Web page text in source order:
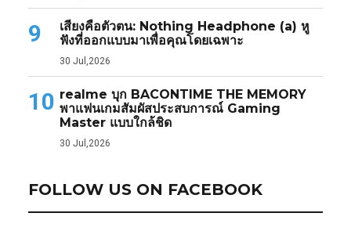
9
เสียงคือตัวตน: Nothing Headphone (a) หู
ฟังที่ออกแบบมาเพื่อคุณโดยเฉพาะ
30 Jul,2026
10 realme บุก BACONTIME THE MEMORY
พาแฟนเกมสัมผัสประสบการณ์ Gaming
Master แบบใกล้ชิด
30 Jul,2026
FOLLOW US ON FACEBOOK